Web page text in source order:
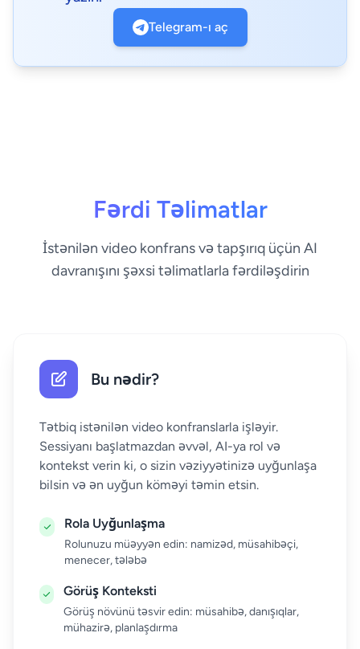
Telegram-ı aç
Fərdi Təlimatlar
İstənilən video konfrans və tapşırıq üçün AI
davranışını şəxsi təlimatlarla fərdiləşdirin
Bu nədir?
Tətbiq istənilən video konfranslarla işləyir.
Sessiyanı başlatmazdan əvvəl, AI-ya rol və
kontekst verin ki, o sizin vəziyyətinizə uyğunlaşa
bilsin və ən uyğun köməyi təmin etsin.
Rola Uyğunlaşma
Rolunuzu müəyyən edin: namizəd, müsahibəçi,
menecer, tələbə
Görüş Konteksti
Görüş növünü təsvir edin: müsahibə, danışıqlar,
mühazirə, planlaşdırma